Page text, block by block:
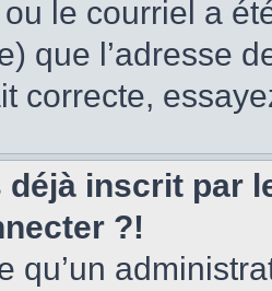
le courriel a
que l’adresse
correcte,
déjà inscrit par
?!
qu’un